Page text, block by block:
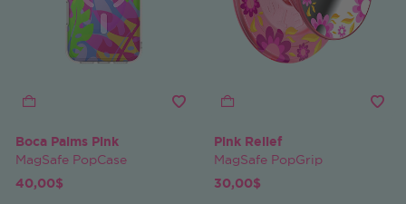
Boca Palms Pink
MagSafe PopCase
40,00$
Pink Relief
MagSafe PopGrip
30,00$